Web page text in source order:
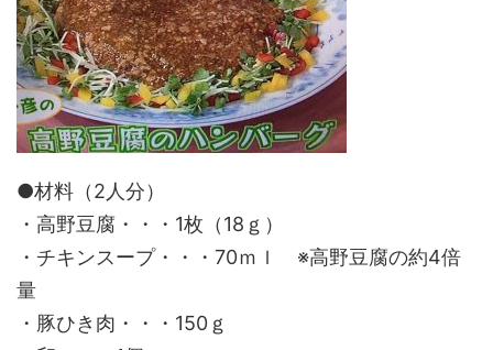
●材料（2人分）
・高野豆腐・・・1枚（18ｇ）
・チキンスープ・・・70ｍｌ ※高野豆腐の約4倍
量
・豚ひき肉・・・150ｇ